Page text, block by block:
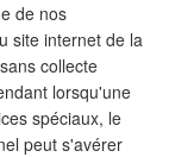
de nos
site internet de la
collecte
lorsqu'une
spéciaux, le
peut s'avérer